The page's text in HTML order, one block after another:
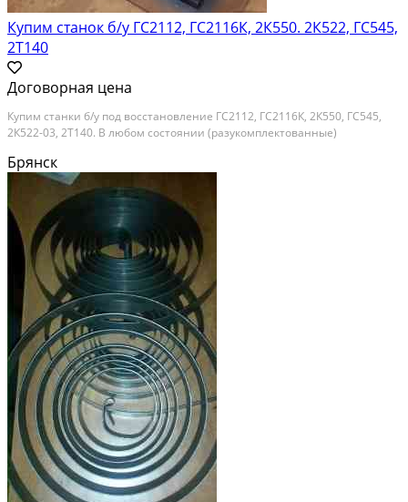
Купим станок б/у ГС2112, ГС2116К, 2К550. 2К522, ГС545,
2Т140
Договорная цена
Купим станки б/у под восстановление ГС2112, ГС2116К, 2К550, ГС545,
2К522-03, 2Т140. В любом состоянии (разукомплектованные)
Брянск